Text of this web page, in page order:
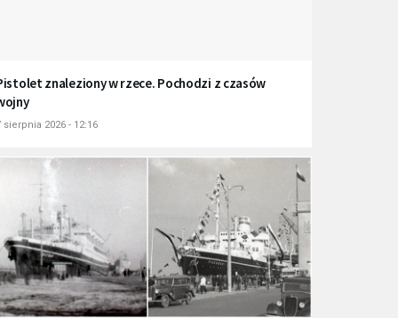
znaleziony w rzece. Pochodzi z czasów
sierpnia 2026 - 12:16